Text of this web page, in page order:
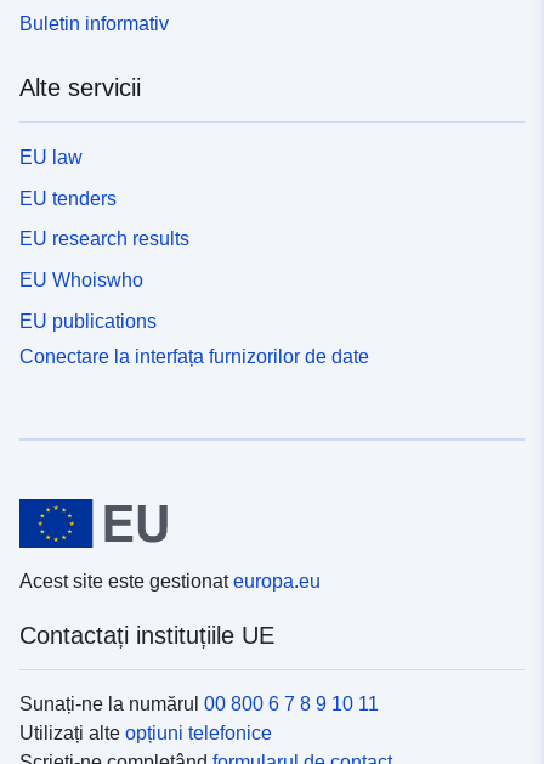
Buletin informativ
Alte servicii
EU law
EU tenders
EU research results
EU Whoiswho
EU publications
Conectare la interfața furnizorilor de date
Acest site este gestionateuropa.eu
Contactați instituțiile UE
Sunați-ne la numărul 00 800 6 7 8 9 10 11
Utilizați alte opțiuni telefonice